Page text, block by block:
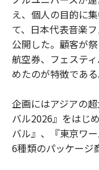
え、個人の目的に
て、日本代表音楽
公開した。顧客が
航空券、フェステ
めたのが特徴である
企画にはアジアの
バル2026』をはじ
バル』、『東京ワ
6種類のパッケージ